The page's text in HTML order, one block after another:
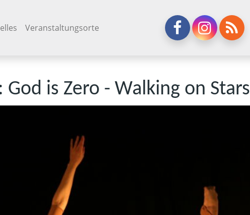
Veranstaltungsorte
God is Zero - Walking on Stars